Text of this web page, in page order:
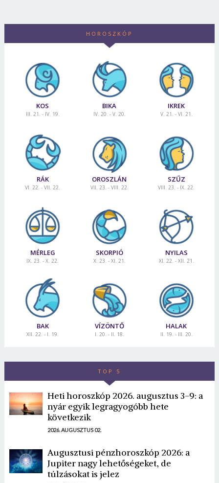
HOROSZKÓP
KOS
III. 21. - IV. 19.
BIKA
IV. 20. - V. 20.
IKREK
V. 21. - VI. 21.
RÁK
VI. 22. - VII. 22.
OROSZLÁN
VII. 23. - VIII. 22.
SZŰZ
VIII. 23. - IX. 22.
MÉRLEG
IX. 23. - X. 22.
SKORPIÓ
X. 23. - XI. 21.
NYILAS
XI. 22. - XII. 21.
BAK
XII. 22. - I. 19.
VÍZÖNTŐ
I. 20. - II. 18.
HALAK
II. 19. - III. 20.
TOP 5
Heti horoszkóp 2026. augusztus 3-9: a
nyár egyik legragyogóbb hete
következik
2026. AUGUSZTUS 02.
Augusztusi pénzhoroszkóp 2026: a
Jupiter nagy lehetőségeket, de
túlzásokat is jelez